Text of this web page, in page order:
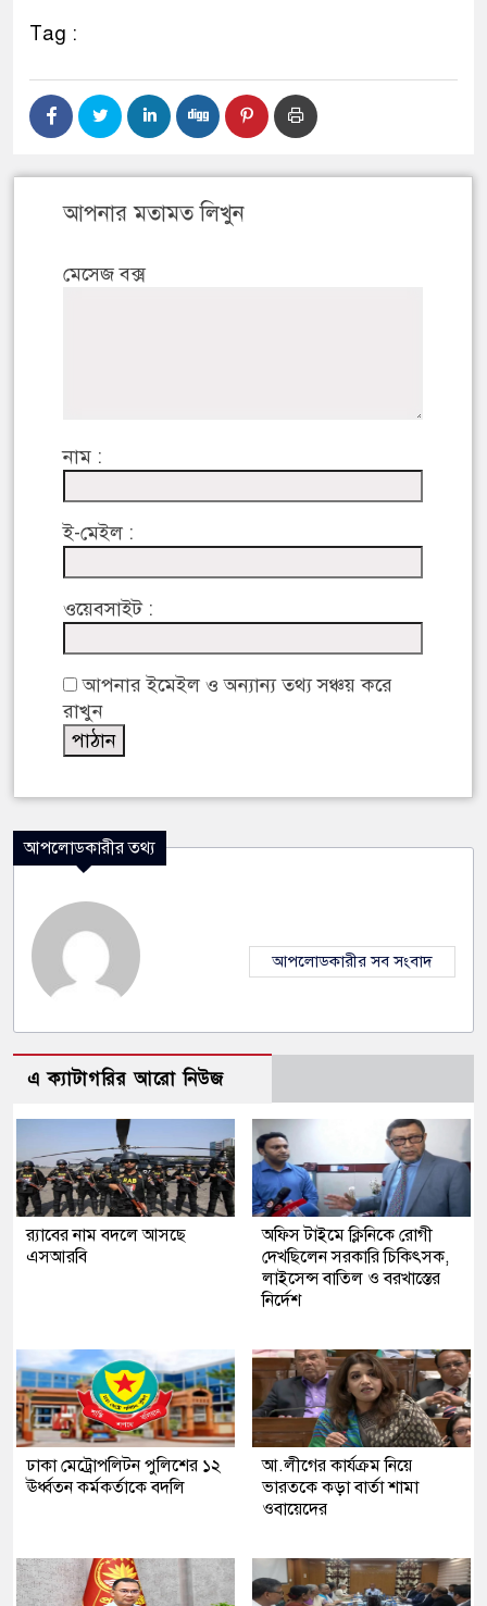
Tag :
আপনার মতামত লিখুন
মেসেজ বক্স
নাম :
ই-মেইল :
ওয়েবসাইট :
আপনার ইমেইল ও অন্যান্য তথ্য সঞ্চয় করে
রাখুন
আপলোডকারীর তথ্য
আপলোডকারীর সব সংবাদ
এ ক্যাটাগরির আরো নিউজ
র‍্যাবের নাম বদলে আসছে
এসআরবি
অফিস টাইমে ক্লিনিকে রোগী
দেখছিলেন সরকারি চিকিৎসক,
লাইসেন্স বাতিল ও বরখাস্তের
নির্দেশ
ঢাকা মেট্রোপলিটন পুলিশের ১২
ঊর্ধ্বতন কর্মকর্তাকে বদলি
আ.লীগের কার্যক্রম নিয়ে
ভারতকে কড়া বার্তা শামা
ওবায়েদের